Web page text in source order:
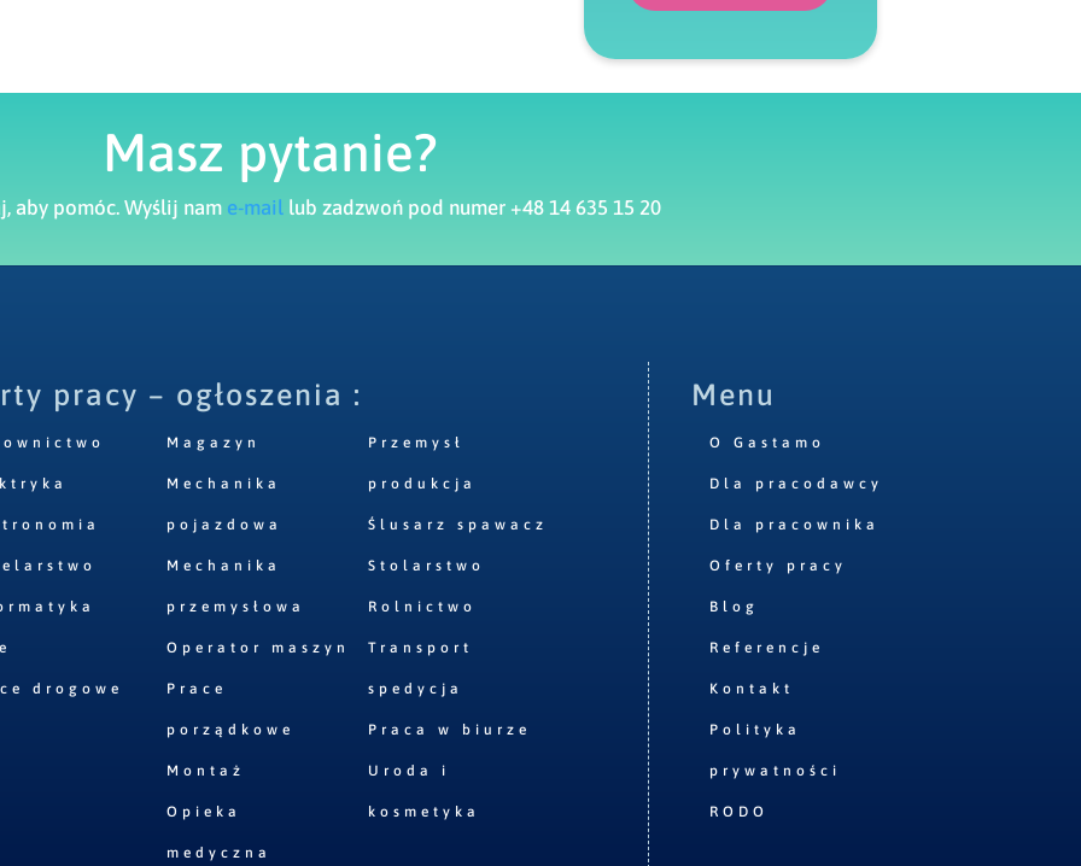
Masz pytanie?
aby pomóc. Wyślij nam e-mail lub zadzwoń pod numer +48 14 635 15 20
pracy – ogłoszenia :
drogowe
Magazyn
Mechanika
pojazdowa
Mechanika
przemysłowa
Operator maszyn
Prace
porządkowe
Montaż
Opieka
medyczna
Przemysł
produkcja
Ślusarz spawacz
Stolarstwo
Rolnictwo
Transport
spedycja
Praca w biurze
Uroda i
kosmetyka
Menu
O Gastamo
Dla pracodawcy
Dla pracownika
Oferty pracy
Blog
Referencje
Kontakt
Polityka
prywatności
RODO